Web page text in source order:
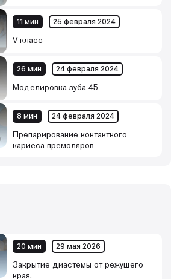
11 мин 25 февраля 2024
V класс
26 мин 24 февраля 2024
Моделировка зуба 45
8 мин 24 февраля 2024
Препарирование контактного
кариеса премоляров
20 мин 29 мая 2026
Закрытие диастемы от режущего
края.